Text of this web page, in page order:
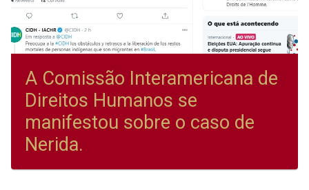
A Comissão Interamericana de
Direitos Humanos se
manifestou sobre o caso de
Nerida.